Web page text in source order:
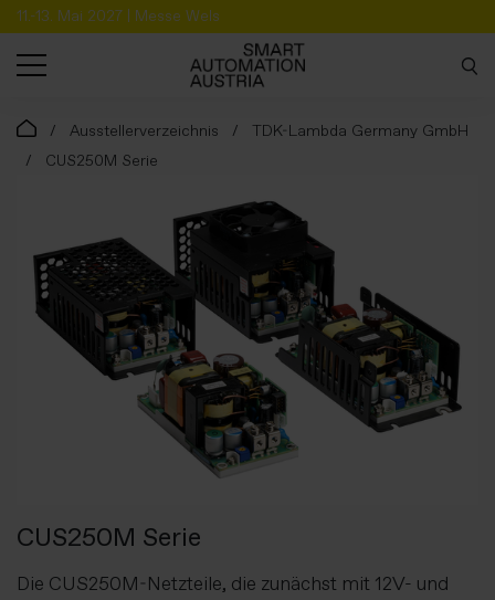
11.-13. Mai 2027 | Messe Wels
Ausstellerverzeichnis
TDK-Lambda Germany GmbH
CUS250M Serie
CUS250M Serie
Die CUS250M-Netzteile, die zunächst mit 12V- und